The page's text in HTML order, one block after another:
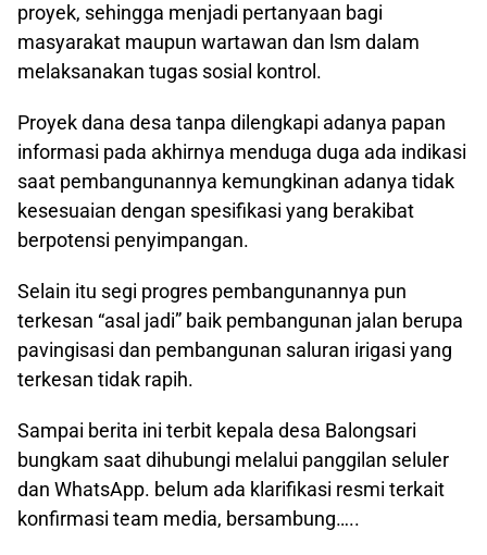
proyek, sehingga menjadi pertanyaan bagi
masyarakat maupun wartawan dan lsm dalam
melaksanakan tugas sosial kontrol.
Proyek dana desa tanpa dilengkapi adanya papan
informasi pada akhirnya menduga duga ada indikasi
saat pembangunannya kemungkinan adanya tidak
kesesuaian dengan spesifikasi yang berakibat
berpotensi penyimpangan.
Selain itu segi progres pembangunannya pun
terkesan “asal jadi” baik pembangunan jalan berupa
pavingisasi dan pembangunan saluran irigasi yang
terkesan tidak rapih.
Sampai berita ini terbit kepala desa Balongsari
bungkam saat dihubungi melalui panggilan seluler
dan WhatsApp. belum ada klarifikasi resmi terkait
konfirmasi team media, bersambung…..